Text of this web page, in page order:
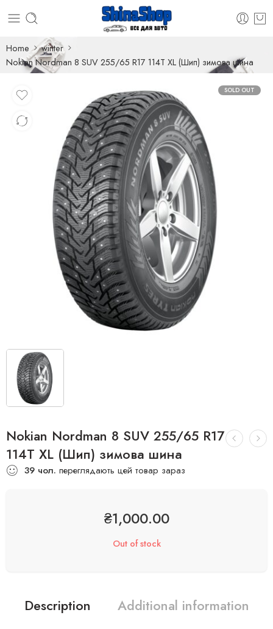
Home
winter
Nokian Nordman 8 SUV 255/65 R17 114T XL (Шип) зимова шина
SOLD OUT
Nokian Nordman 8 SUV 255/65 R17
114T XL (Шип) зимова шина
39 чол. переглядають цей товар зараз
₴1,000.00
Out of stock
Description Additional information